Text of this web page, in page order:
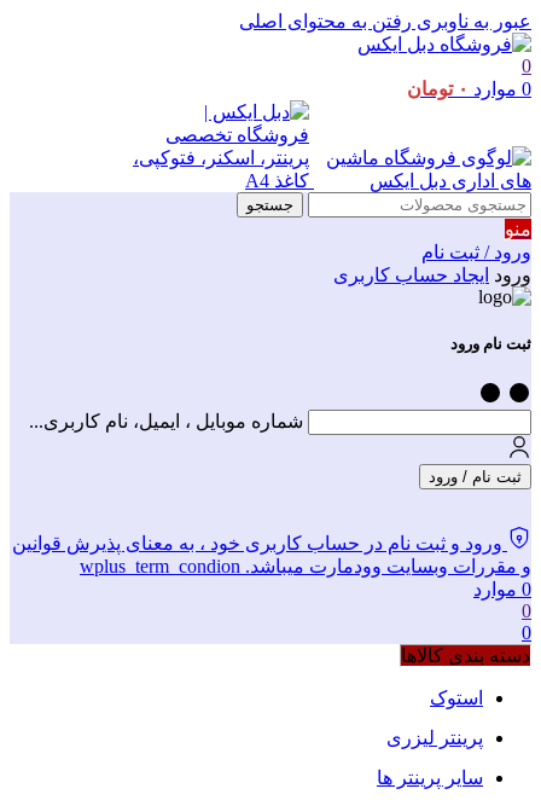
عبور به ناوبری رفتن به محتوای اصلی
0
0 موارد ۰ تومان
جستجو
منو
ورود / ثبت نام
ورود ایجاد حساب کاربری
ثبت نام ورود
شماره موبایل ، ایمیل، نام کاربری...
ثبت نام / ورود
ورود و ثبت نام در حساب کاربری خود ، به معنای پذیرش قوانین
و مقررات وبسایت وودمارت میباشد. wplus_term_condion
0 موارد
0
0
دسته بندی کالاها
استوک
پرینتر لیزری
سایر پرینتر ها